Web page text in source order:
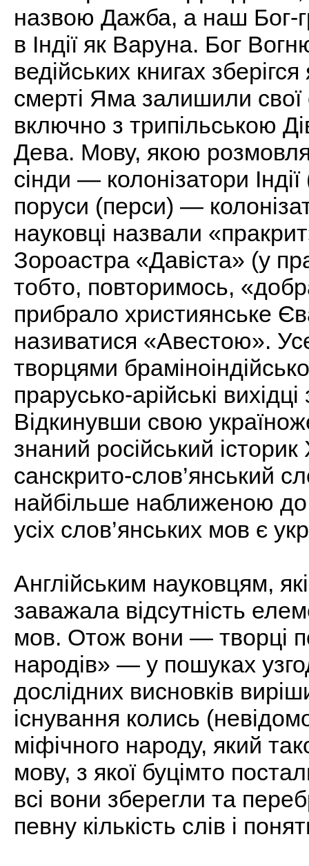
назвою Дажба, а наш Бог-
в Індії як Варуна. Бог
ведійських книгах зберігся
смерті Яма залишили свої
включно з трипільською
Дева. Мову, якою
сінди — колонізатори
поруси (перси) —
науковці назвали
Зороастра «Давіста» (у
тобто, повторимось,
прибрало християнське
називатися «Авестою».
творцями
прарусько-арійські
Відкинувши свою
знаний російський
санскрито-слов’янський
найбільше наближеною до
усіх слов’янських мов є
Англійським науковцям,
заважала відсутність
мов. Отож вони — творці
народів» — у пошуках
дослідних висновків
існування колись
міфічного народу, який
мову, з якої буцімто
всі вони зберегли та
певну кількість слів і